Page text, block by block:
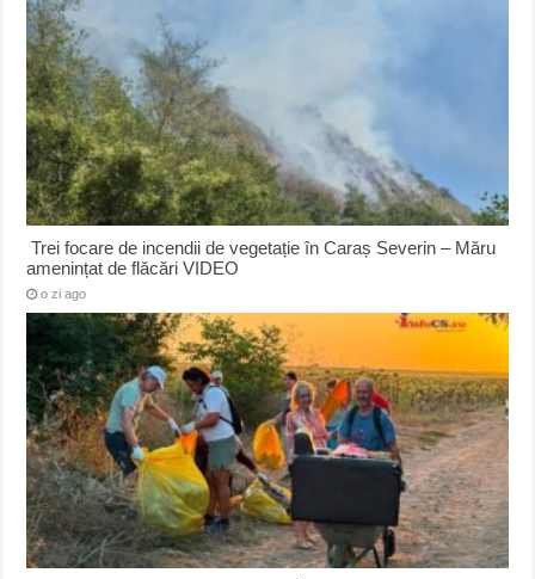
Trei focare de incendii de vegetație în Caraș Severin – Măru
amenințat de flăcări VIDEO
o zi ago